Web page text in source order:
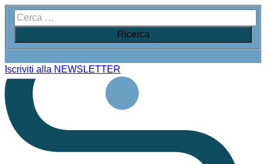
Iscriviti alla NEWSLETTER